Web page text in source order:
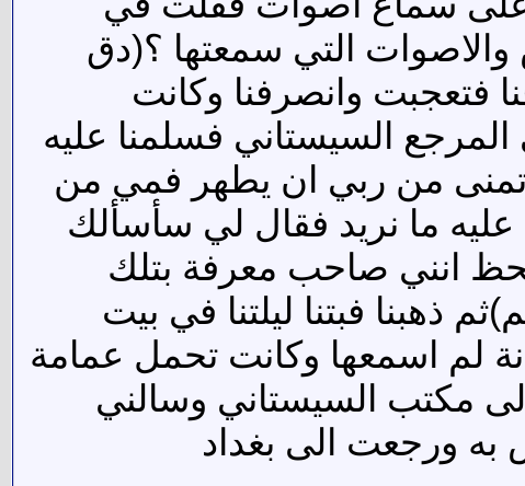
التي سمعتها ؟(دق
فتعجبت وانصرفنا وكانت
السيستاني فسلمنا عليه
من ربي ان يطهر فمي من
عليه ما نريد فقال لي سأسألك
انني صاحب معرفة بتلك
ذهبنا فبتنا ليلتنا في بيت
لم اسمعها وكانت تحمل عمامة
مكتب السيستاني وسالني
به ورجعت الى بغداد